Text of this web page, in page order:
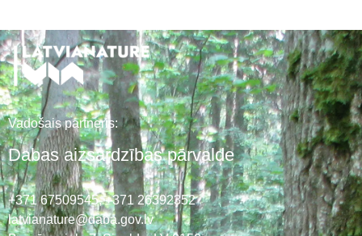
Vadošais partneris:
Dabas aizsardzības pārvalde
+371 67509545,+371 26392352
latvianature@daba.gov.lv